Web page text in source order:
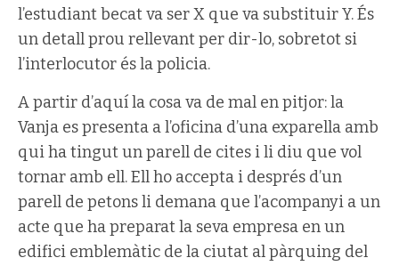
l’estudiant becat va ser X que va substituir Y. És
un detall prou rellevant per dir-lo, sobretot si
l’interlocutor és la policia.
A partir d’aquí la cosa va de mal en pitjor: la
Vanja es presenta a l’oficina d’una exparella amb
qui ha tingut un parell de cites i li diu que vol
tornar amb ell. Ell ho accepta i després d’un
parell de petons li demana que l’acompanyi a un
acte que ha preparat la seva empresa en un
edifici emblemàtic de la ciutat al pàrquing del